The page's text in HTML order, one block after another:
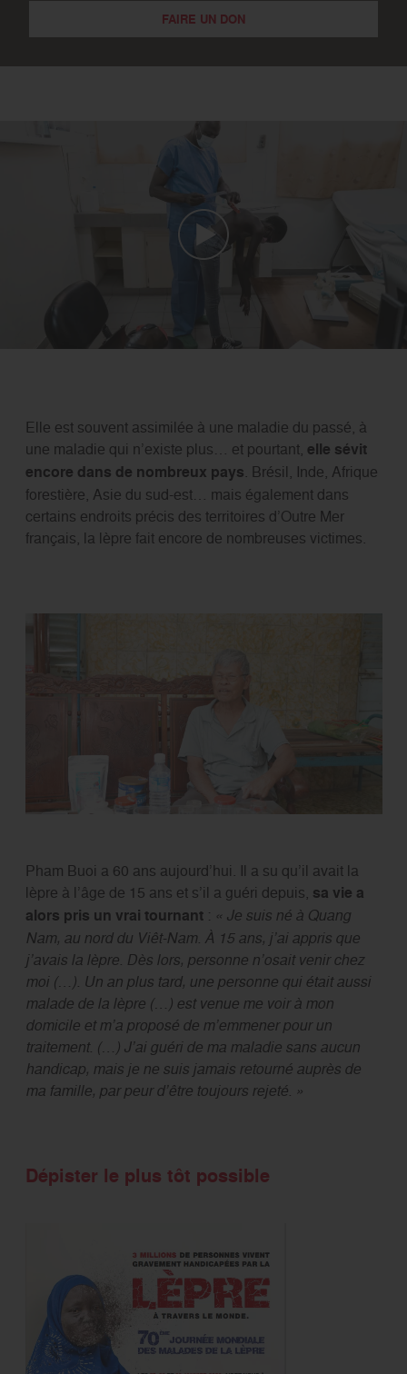
FAIRE UN DON
Elle est souvent assimilée à une maladie du passé, à
une maladie qui n’existe plus… et pourtant, elle sévit
encore dans de nombreux pays. Brésil, Inde, Afrique
forestière, Asie du sud-est… mais également dans
certains endroits précis des territoires d’Outre Mer
français, la lèpre fait encore de nombreuses victimes.
Pham Buoi a 60 ans aujourd’hui. Il a su qu’il avait la
lèpre à l’âge de 15 ans et s’il a guéri depuis, sa vie a
alors pris un vrai tournant: « Je suis né à Quang
Nam, au nord du Viêt-Nam. À 15 ans, j’ai appris que
j’avais la lèpre. Dès lors, personne n’osait venir chez
moi (…). Un an plus tard, une personne qui était aussi
malade de la lèpre (…) est venue me voir à mon
domicile et m’a proposé de m’emmener pour un
traitement. (…) J’ai guéri de ma maladie sans aucun
handicap, mais je ne suis jamais retourné auprès de
ma famille, par peur d’être toujours rejeté. »
Dépister le plus tôt possible